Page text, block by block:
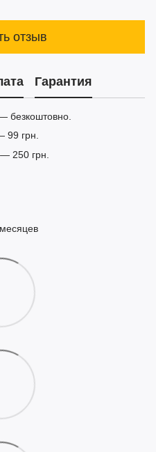
отзыв
Гарантия
безкоштовно.
99 грн.
250 грн.